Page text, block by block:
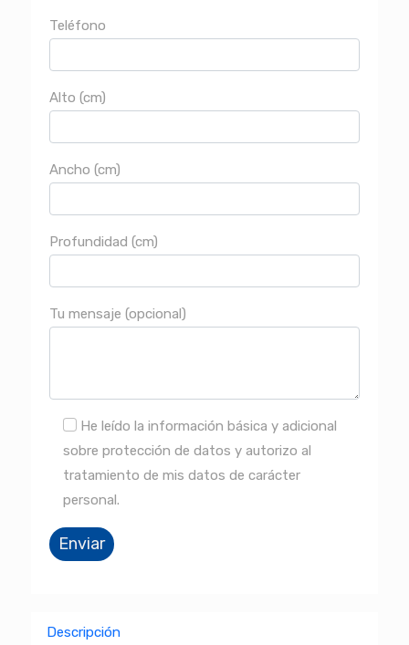
Teléfono
Alto (cm)
Ancho (cm)
Profundidad (cm)
Tu mensaje (opcional)
He leído la información básica y adicional
sobre protección de datos y autorizo al
tratamiento de mis datos de carácter
personal.
Descripción